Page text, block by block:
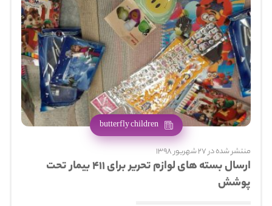
butterfly children
منتشر شده در 27 شهریور 1398
ارسال بسته های لوازم تحریر برای ۴۱۱ بیمار تحت
پوشش